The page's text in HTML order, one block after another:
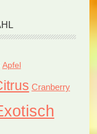
Apfel
Cranberry